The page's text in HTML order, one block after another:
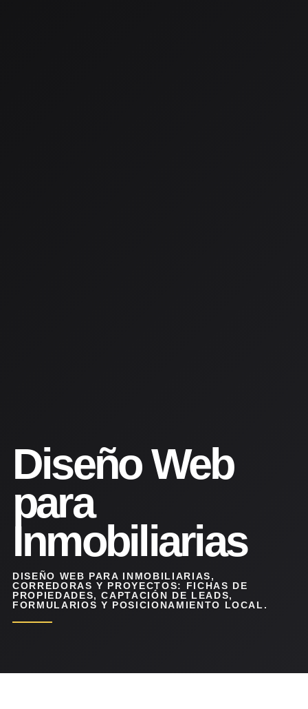
Diseño Web
para
Inmobiliarias
DISEÑO WEB PARA INMOBILIARIAS,
CORREDORAS Y PROYECTOS: FICHAS DE
PROPIEDADES, CAPTACIÓN DE LEADS,
FORMULARIOS Y POSICIONAMIENTO LOCAL.